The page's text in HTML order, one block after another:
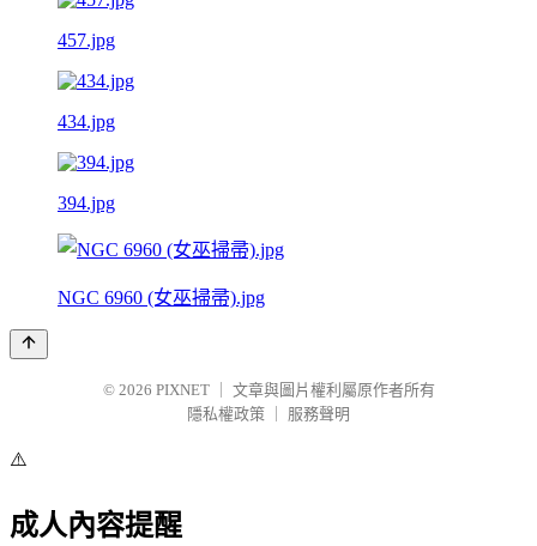
457.jpg
434.jpg
394.jpg
NGC 6960 (女巫掃帚).jpg
© 2026 PIXNET
文章與圖片權利屬原作者所有
隱私權政策
服務聲明
⚠️
成人內容提醒